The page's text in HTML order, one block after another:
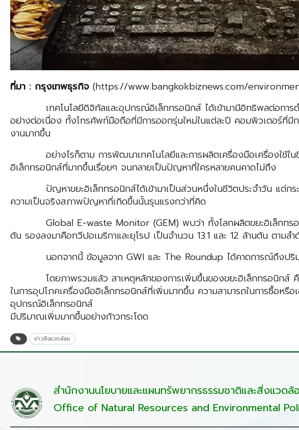
ที่มา : กรุงเทพธุรกิจ (https://www.bangkokbiznews.com/
เทคโนโลยีดิจิทัลและอุปกรณ์อิเล็กทรอนิกส์ ได้เข้ามามีอิทธิพลต่อการด
อย่างต่อเนื่อง ทั้งโทรศัพท์มือถือที่มีการออกรุ่นใหม่ในแต่ละปี คอมพิวเตอร์ที่มี
งานมากขึ้น
อย่างไรก็ตาม การพัฒนาเทคโนโลยีและการผลิตเครื่องมือเครื่องใช้ในชี
อิเล็กทรอนิกส์ที่มากขึ้นเรื่อยๆ จนกลายเป็นปัญหาที่ใครหลายคนคาดไม่ถึง
ปัญหาขยะอิเล็กทรอนิกส์ได้เข้ามาเป็นส่วนหนึ่งในชีวิตประจำวัน แต่กระ
ความเป็นจริงสภาพปัญหาที่เกิดขึ้นนั้นรุนแรงกว่าที่คิด
Global E-waste Monitor (GEM) พบว่า ทั้งโลกผลิตขยะอิเล็กทรอนิ
ตัน รองลงมาคือทวีปอเมริกาและยุโรป เป็นจำนวน 13.1 และ 12 ล้านตัน ตามลำ
นอกจากนี้ ข้อมูลจาก GWI และ The Roundup ได้คาดการณ์ถึงปริมา
โดยภาพรวมแล้ว สาเหตุหลักของการเพิ่มขึ้นของขยะอิเล็กทรอนิกส์
ในการอุปโภคเครื่องมืออิเล็กทรอนิกส์ที่เพิ่มมากขึ้น ความสามารถในการซื้อ
อุปกรณ์อิเล็กทรอนิกส์
มีปริมาณเพิ่มมากขึ้นอย่างก้าวกระโดด
ข่าวสิ่งแวดล้อม
สำนักงานนโยบายและแผนทรัพยากรธรรมชาติและสิ่งแวดล้
Office of Natural Resources and Environmental